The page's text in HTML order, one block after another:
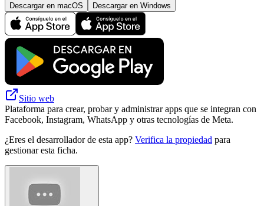
Descargar en macOS Descargar en Windows
Sitio web
Plataforma para crear, probar y administrar apps que se integran con
Facebook, Instagram, WhatsApp y otras tecnologías de Meta.
¿Eres el desarrollador de esta app? Verifica la propiedad para
gestionar esta ficha.